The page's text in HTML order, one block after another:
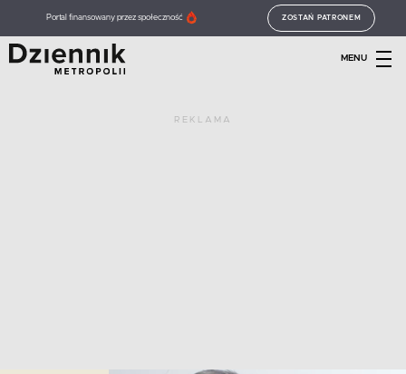
Portal finansowany przez społeczność ZOSTAŃ PATRONEM
MENU
REKLAMA